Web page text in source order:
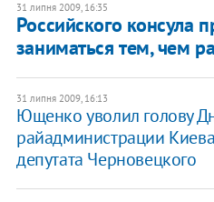
31 липня 2009, 16:35
Российского консула
заниматься тем, чем
31 липня 2009, 16:13
Ющенко уволил голову
райадминистрации
депутата Черновецкого